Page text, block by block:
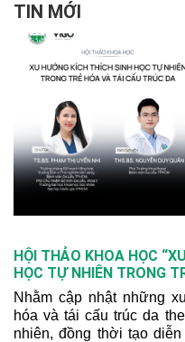
TIN MỚI
HỘI THẢO KHOA HỌC
HỌC TỰ NHIÊN TRONG
Nhằm cập nhật những
hóa và tái cấu trúc da
nhiên, đồng thời tạo